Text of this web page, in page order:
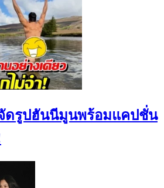
ดรูปฮันนีมูนพร้อมแคปชั่น